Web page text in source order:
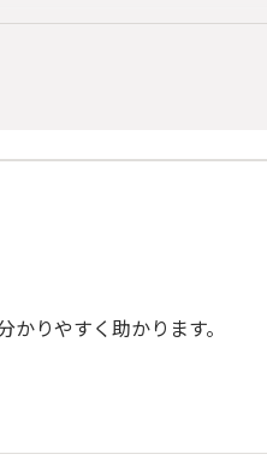
りやすく助かります。